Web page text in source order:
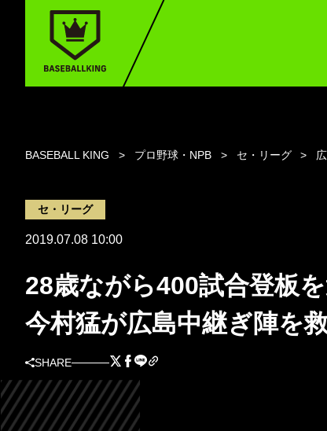
BASEBALL KING プロ野球・NPB セ・リーグ
セ・リーグ
2019.07.08 10:00
28歳ながら400試合登板を
今村猛が広島中継ぎ陣を
SHARE